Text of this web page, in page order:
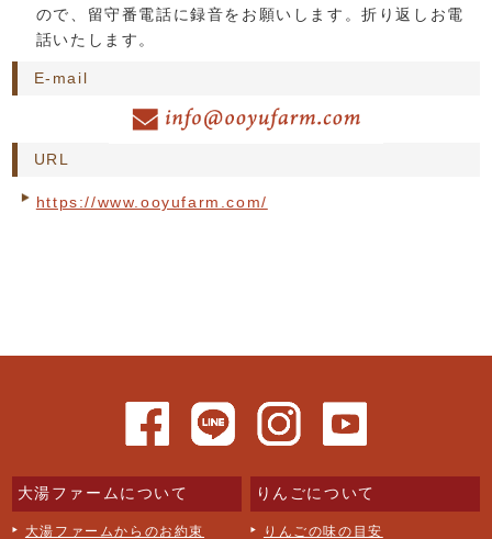
ので、留守番電話に録音をお願いします。折り返しお電
話いたします。
E-mail
URL
https://www.ooyufarm.com/
大湯ファームについて
大湯ファームからのお約束
りんごについて
りんごの味の目安